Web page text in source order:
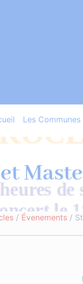
Les
/ Évenements /